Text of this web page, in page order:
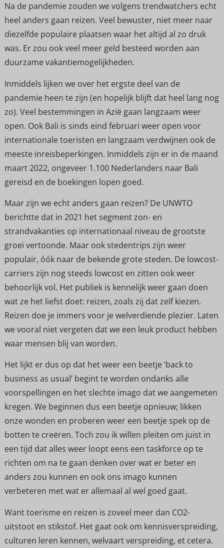
Na de pandemie zouden we volgens trendwatchers echt
heel anders gaan reizen. Veel bewuster, niet meer naar
diezelfde populaire plaatsen waar het altijd al zo druk
was. Er zou ook veel meer geld besteed worden aan
duurzame vakantiemogelijkheden.
Inmiddels lijken we over het ergste deel van de
pandemie heen te zijn (en hopelijk blijft dat heel lang nog
zo). Veel bestemmingen in Azië gaan langzaam weer
open. Ook Bali is sinds eind februari weer open voor
internationale toeristen en langzaam verdwijnen ook de
meeste inreisbeperkingen. Inmiddels zijn er in de maand
maart 2022, ongeveer 1.100 Nederlanders naar Bali
gereisd en de boekingen lopen goed.
Maar zijn we echt anders gaan reizen? De UNWTO
berichtte dat in 2021 het segment zon- en
strandvakanties op internationaal niveau de grootste
groei vertoonde. Maar ook stedentrips zijn weer
populair, óók naar de bekende grote steden. De lowcost-
carriers zijn nog steeds lowcost en zitten ook weer
behoorlijk vol. Het publiek is kennelijk weer gaan doen
wat ze het liefst doet: reizen, zoals zij dat zelf kiezen.
Reizen doe je immers voor je welverdiende plezier. Laten
we vooral niet vergeten dat we een leuk product hebben
waar mensen blij van worden.
Het lijkt er dus op dat het weer een beetje ‘back to
business as usual’ begint te worden ondanks alle
voorspellingen en het slechte imago dat we aangemeten
kregen. We beginnen dus een beetje opnieuw; likken
onze wonden en proberen weer een beetje spek op de
botten te creëren. Toch zou ik willen pleiten om juist in
een tijd dat alles weer loopt eens een taskforce op te
richten om na te gaan denken over wat er beter en
anders zou kunnen en ook ons imago kunnen
verbeteren met wat er allemaal al wel goed gaat.
Want toerisme en reizen is zoveel meer dan CO2-
uitstoot en stikstof. Het gaat ook om kennisverspreiding,
culturen leren kennen, welvaart verspreiding, et cetera.